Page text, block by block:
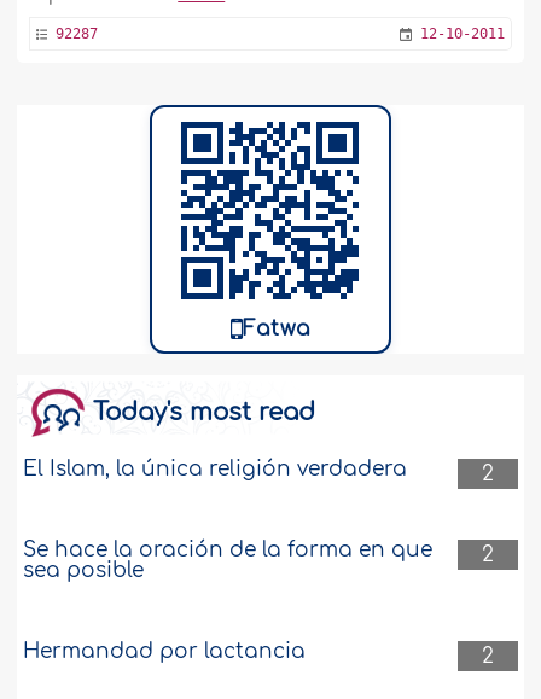
92287 12-10-2011
Fatwa
Today's most read
2
El Islam, la única religión verdadera
2
Se hace la oración de la forma en que
sea posible
2
Hermandad por lactancia